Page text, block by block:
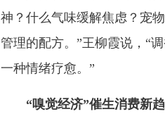
神？什么气味缓解焦虑？宠
管理的配方。”王柳霞说，“
一种情绪疗愈。”
“嗅觉经济”催生消费新